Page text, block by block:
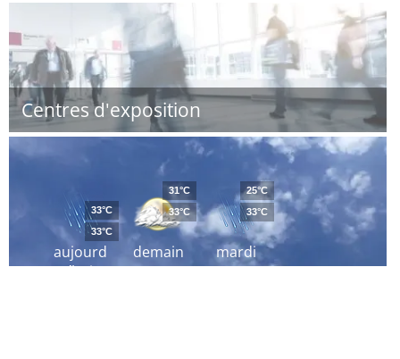
Centres d'exposition
aujourd
´hui
33°C
33°C
demain
31°C
33°C
mardi
25°C
33°C